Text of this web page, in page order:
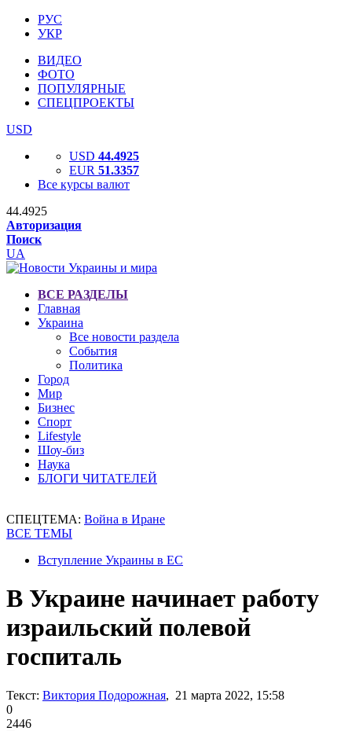
РУС
УКР
ВИДЕО
ФОТО
ПОПУЛЯРНЫЕ
СПЕЦПРОЕКТЫ
USD
USD 44.4925
EUR 51.3357
Все курсы валют
44.4925
Авторизация
Поиск
UA
ВСЕ РАЗДЕЛЫ
Главная
Украина
Все новости раздела
События
Политика
Город
Мир
Бизнес
Спорт
Lifestyle
Шоу-биз
Наука
БЛОГИ ЧИТАТЕЛЕЙ
СПЕЦТЕМА: Война в Иране
ВСЕ ТЕМЫ
Вступление Украины в ЕС
В Украине начинает работу
израильский полевой
госпиталь
Текст: Виктория Подорожная, 21 марта 2022, 15:58
0
2446